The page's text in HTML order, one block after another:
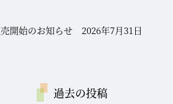
売開始のお知らせ 2026年7月31日
過去の投稿